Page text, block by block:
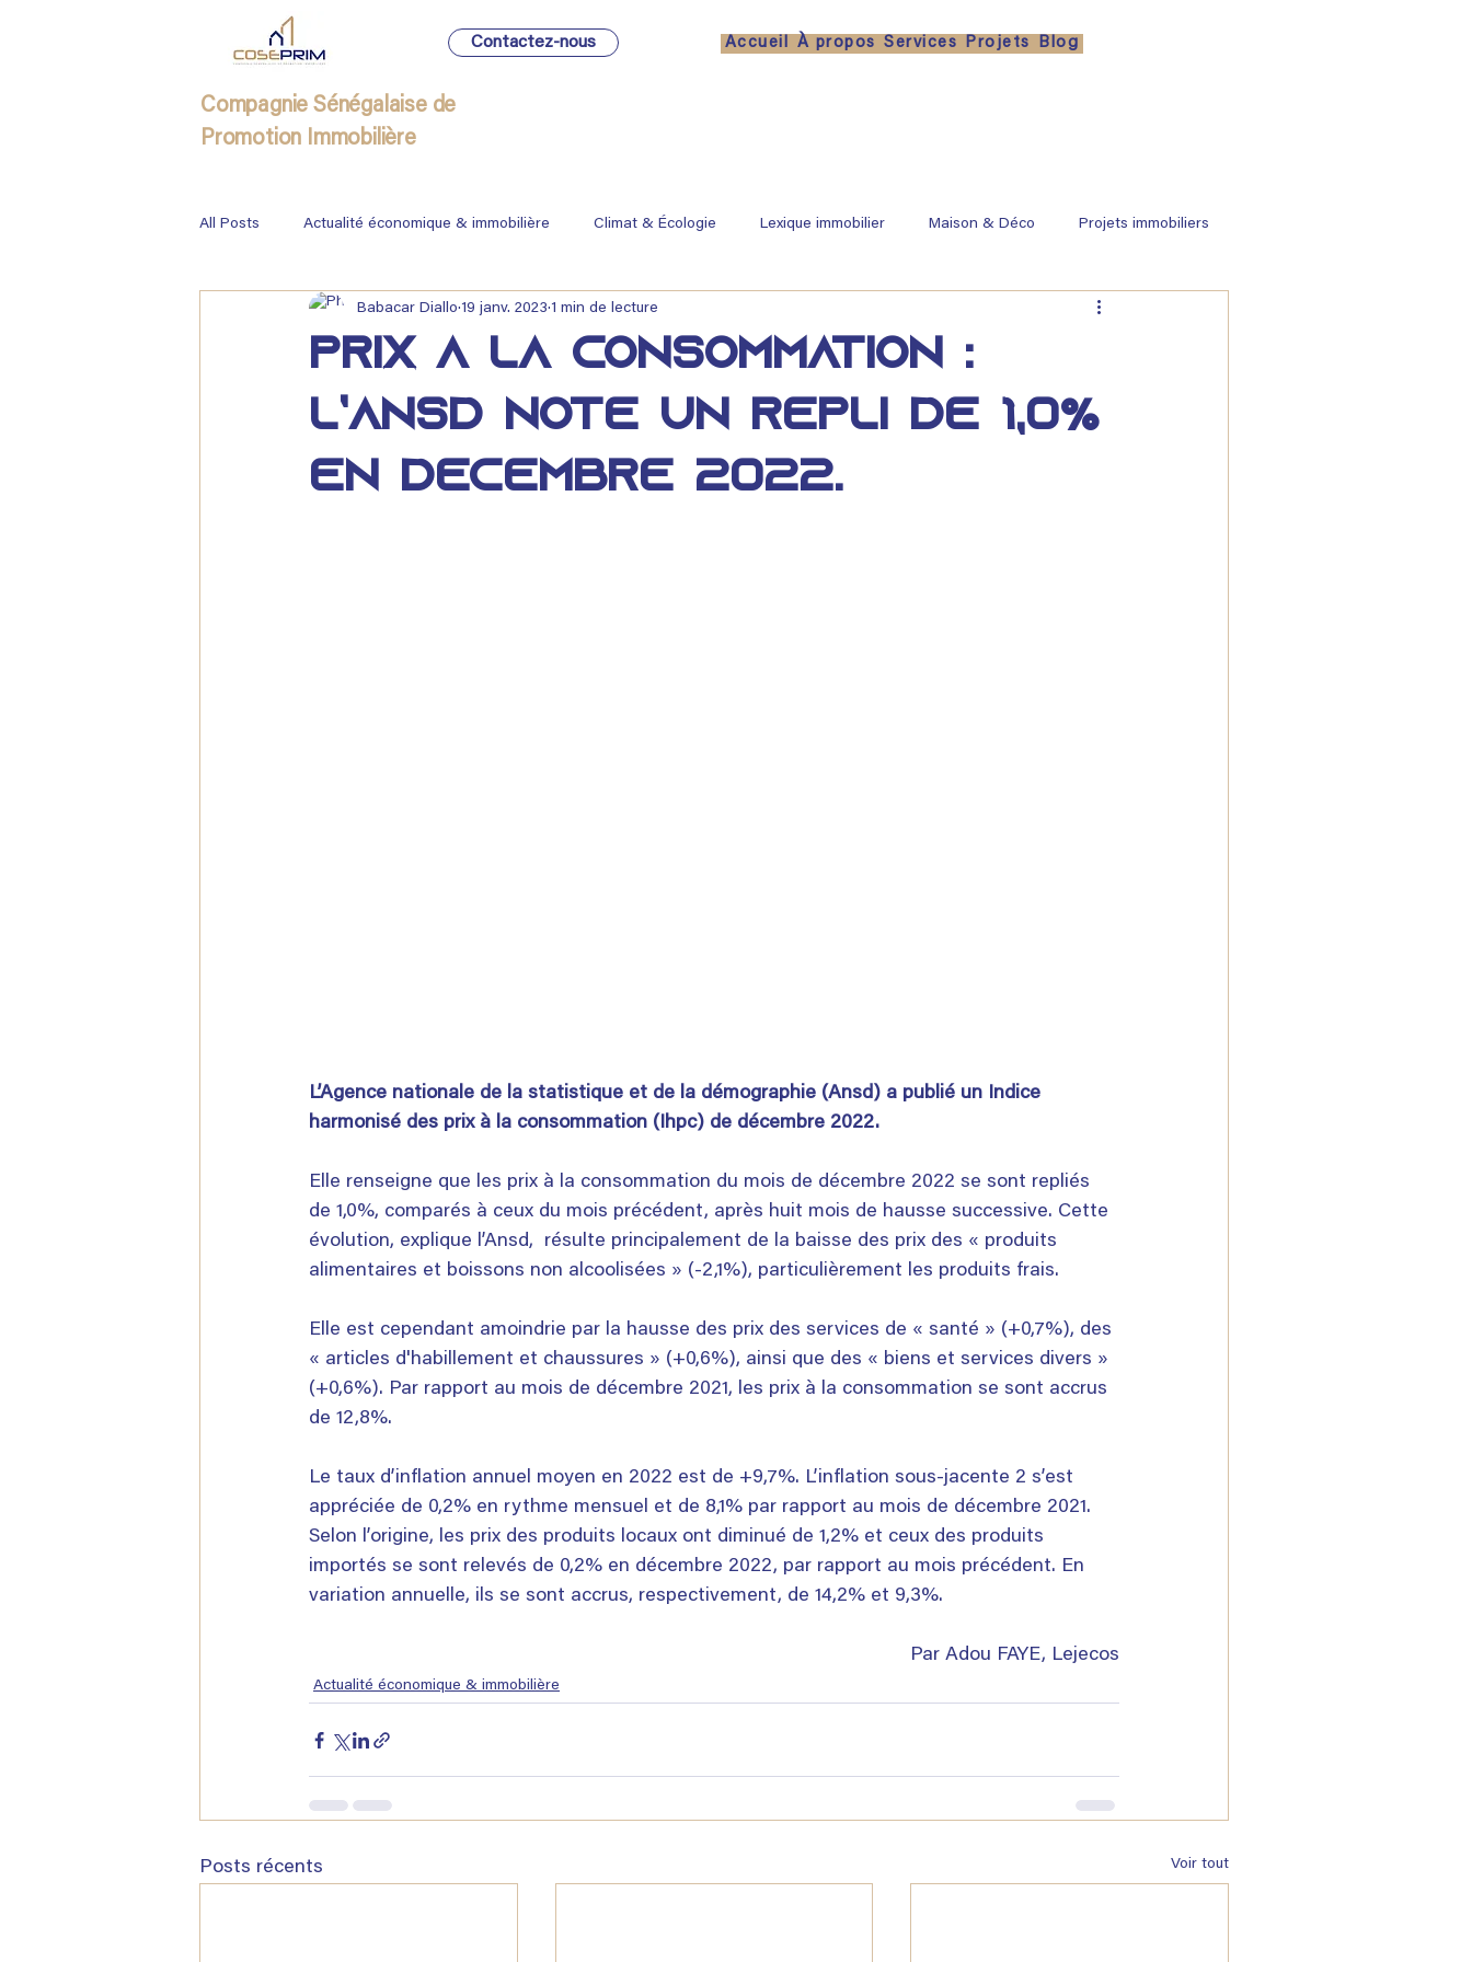
Compagnie Sénégalaise de
Promotion Immobilière
Contactez-nous Accueil À propos Services Projets Blog
All Posts Actualité économique & immobilière Climat & Écologie Lexique immobilier Maison & Déco Projets immobiliers
Immobilier
Prix à la consommation :
L’Ansd note un repli de 1,0%
en décembre 2022.
Babacar Diallo 19 janv. 2023 1 min de lecture
L’Agence nationale de la statistique et de la démographie (Ansd) a publié un Indice
harmonisé des prix à la consommation (Ihpc) de décembre 2022.
Elle renseigne que les prix à la consommation du mois de décembre 2022 se sont repliés
de 1,0%, comparés à ceux du mois précédent, après huit mois de hausse successive. Cette
évolution, explique l’Ansd,  résulte principalement de la baisse des prix des « produits
alimentaires et boissons non alcoolisées » (-2,1%), particulièrement les produits frais.
Elle est cependant amoindrie par la hausse des prix des services de « santé » (+0,7%), des
« articles d'habillement et chaussures » (+0,6%), ainsi que des « biens et services divers »
(+0,6%). Par rapport au mois de décembre 2021, les prix à la consommation se sont accrus
de 12,8%.
Le taux d’inflation annuel moyen en 2022 est de +9,7%. L’inflation sous-jacente 2 s’est
appréciée de 0,2% en rythme mensuel et de 8,1% par rapport au mois de décembre 2021.
Selon l’origine, les prix des produits locaux ont diminué de 1,2% et ceux des produits
importés se sont relevés de 0,2% en décembre 2022, par rapport au mois précédent. En
variation annuelle, ils se sont accrus, respectivement, de 14,2% et 9,3%.
Par Adou FAYE, Lejecos
Actualité économique & immobilière
Posts récents Voir tout